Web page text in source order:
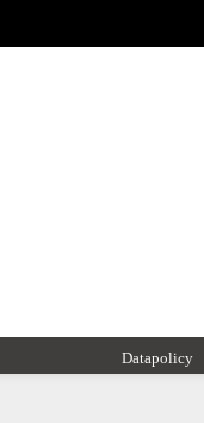
Datapolicy